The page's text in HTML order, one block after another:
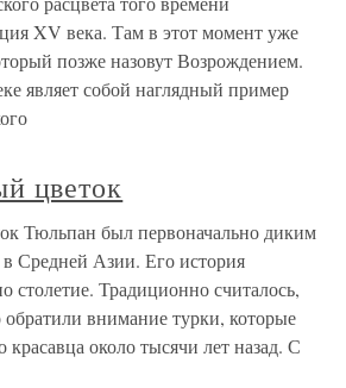
XV века. Там в этот момент уже
позже назовут Возрождением.
являет собой наглядный пример
цветок
Тюльпан был первоначально диким
Средней Азии. Его история
столетие. Традиционно считалось,
обратили внимание турки, которые
около тысячи лет назад. С